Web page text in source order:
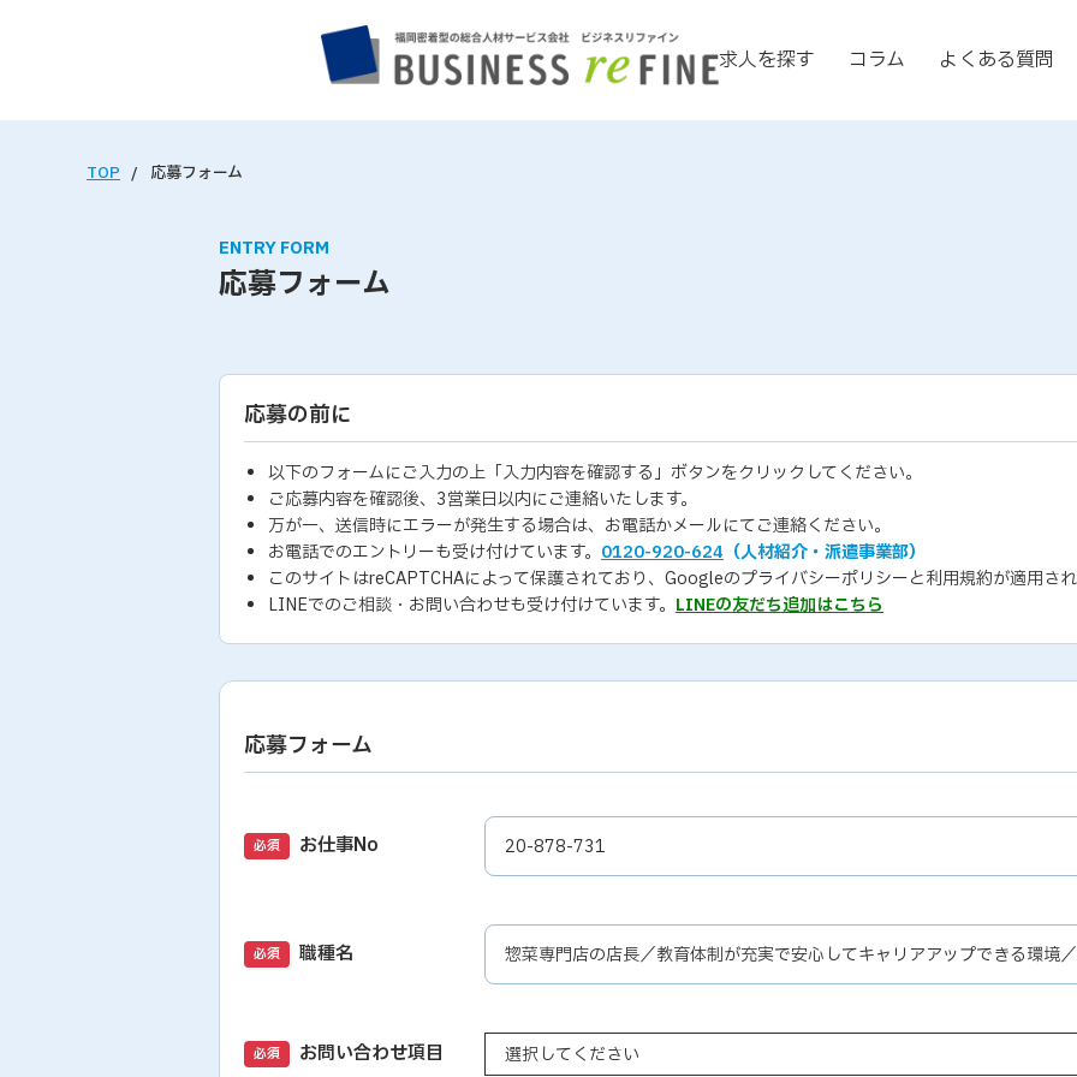
求人を探す コラム よくある質問
TOP 応募フォーム
ENTRY FORM
応募フォーム
応募の前に
以下のフォームにご入力の上「入力内容を確認する」ボタンをクリックしてください。
ご応募内容を確認後、3営業日以内にご連絡いたします。
万が一、送信時にエラーが発生する場合は、お電話かメールにてご連絡ください。
お電話でのエントリーも受け付けています。 0120-920-624 （人材紹介・派遣事業部）
このサイトはreCAPTCHAによって保護されており、Googleのプライバシーポリシーと利用規約が適用さ
LINEでのご相談・お問い合わせも受け付けています。 LINEの友だち追加はこちら
応募フォーム
必須 お仕事No
必須 職種名
必須 お問い合わせ項目